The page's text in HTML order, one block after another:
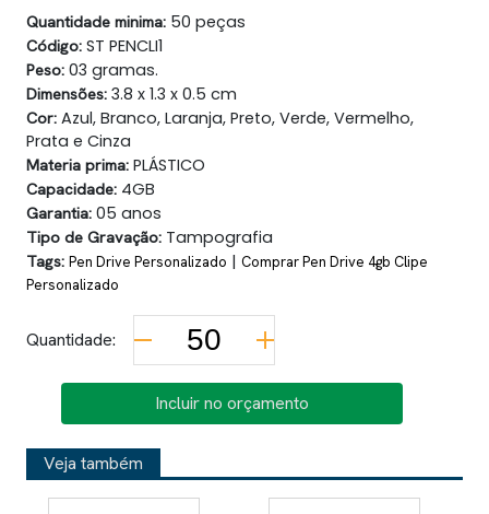
Quantidade minima: 50 peças
Código: ST PENCLI1
Peso: 03 gramas.
Dimensões: 3.8 x 1.3 x 0.5 cm
Cor: Azul, Branco, Laranja, Preto, Verde, Vermelho,
Prata e Cinza
Materia prima: PLÁSTICO
Capacidade: 4GB
Garantia: 05 anos
Tipo de Gravação: Tampografia
Tags: Pen Drive Personalizado | Comprar Pen Drive 4gb Clipe
Personalizado
Quantidade:
Incluir no orçamento
Veja também